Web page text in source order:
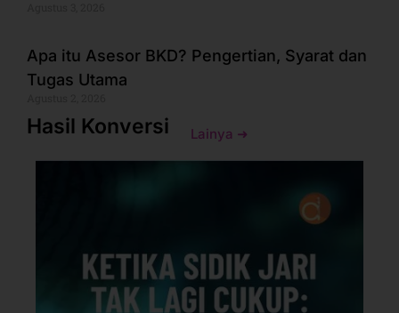
Apa itu Asesor BKD? Pengertian, Syarat dan
Tugas Utama
Hasil Konversi Lainya ➜